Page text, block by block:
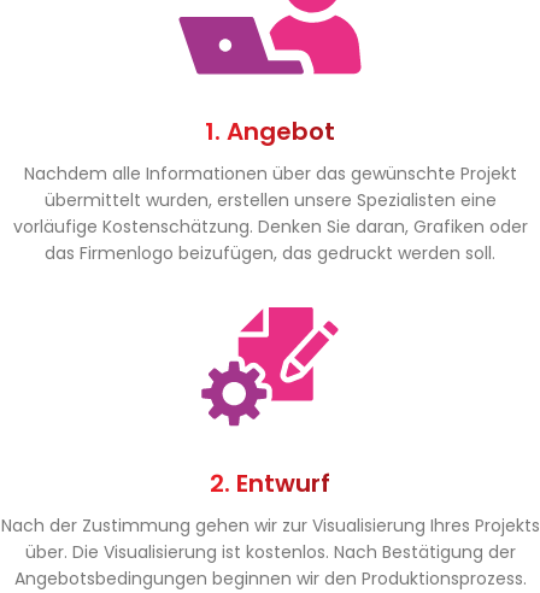
1. Angebot
Nachdem alle Informationen über das gewünschte Projekt
übermittelt wurden, erstellen unsere Spezialisten eine
vorläufige Kostenschätzung. Denken Sie daran, Grafiken oder
das Firmenlogo beizufügen, das gedruckt werden soll.
2. Entwurf
Nach der Zustimmung gehen wir zur Visualisierung Ihres Projekts
über. Die Visualisierung ist kostenlos. Nach Bestätigung der
Angebotsbedingungen beginnen wir den Produktionsprozess.